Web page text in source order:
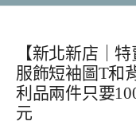
【新北新店｜
服飾短袖圖T和
利品兩件只要
元